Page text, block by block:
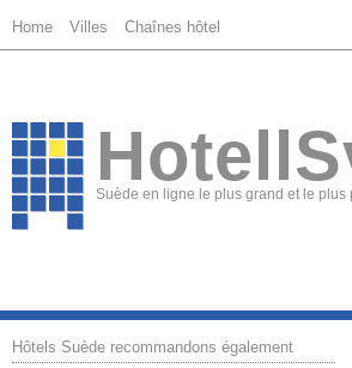
Home Villes Chaînes hôtel
Suède en ligne le plus grand et le
Hôtels Suède recommandons également